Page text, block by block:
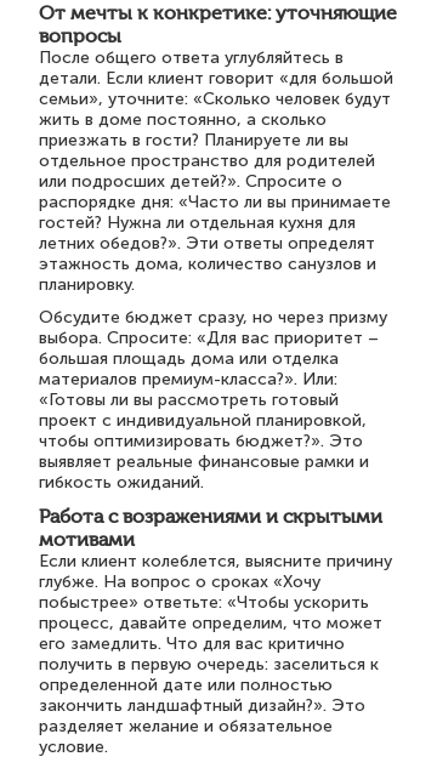
От мечты к конкретике: уточняющие
вопросы
После общего ответа углубляйтесь в
детали. Если клиент говорит «для большой
семьи», уточните: «Сколько человек будут
жить в доме постоянно, а сколько
приезжать в гости? Планируете ли вы
отдельное пространство для родителей
или подросших детей?». Спросите о
распорядке дня: «Часто ли вы принимаете
гостей? Нужна ли отдельная кухня для
летних обедов?». Эти ответы определят
этажность дома, количество санузлов и
планировку.
Обсудите бюджет сразу, но через призму
выбора. Спросите: «Для вас приоритет –
большая площадь дома или отделка
материалов премиум-класса?». Или:
«Готовы ли вы рассмотреть готовый
проект с индивидуальной планировкой,
чтобы оптимизировать бюджет?». Это
выявляет реальные финансовые рамки и
гибкость ожиданий.
Работа с возражениями и скрытыми
мотивами
Если клиент колеблется, выясните причину
глубже. На вопрос о сроках «Хочу
побыстрее» ответьте: «Чтобы ускорить
процесс, давайте определим, что может
его замедлить. Что для вас критично
получить в первую очередь: заселиться к
определенной дате или полностью
закончить ландшафтный дизайн?». Это
разделяет желание и обязательное
условие.